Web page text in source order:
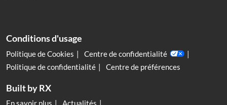
Conditions d'usage
Politique de Cookies
Centre de confidentialité
Politique de confidentialité
Centre de préférences
Built by RX
En savoir plus Actualités